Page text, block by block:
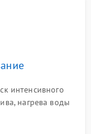
интенсивного
нагрева воды
шумов,
в поддоне.